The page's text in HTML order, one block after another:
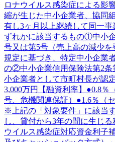
ロナウイルス感染症による影
縮が生じた中小企業者、協同
有し3ヶ月以上継続して同一
ずれかに該当するもの①中小
号又は第5号（売上高の減少
規定に基づき、特定中小企業
の②中小企業信用保険法第2条
小企業者として市町村長が認
3,000万円【融資利率】●0.8％
号、危機関連保証）●1.6％（
※上記の「対象要件」に該当
し、貸付から3年の間に生じ
ウイルス感染症対応資金利子